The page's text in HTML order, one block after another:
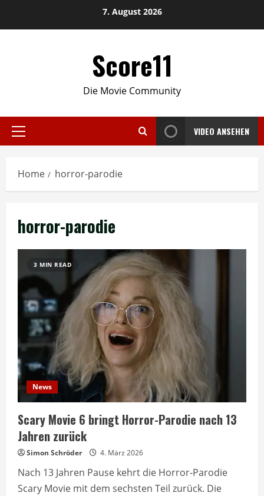
7. August 2026
Score11
Die Movie Community
Primary
VIDEO ANSEHEN
Home horror-parodie
horror-parodie
3 MIN READ
News
Scary Movie 6 bringt Horror-Parodie nach 13
Jahren zurück
Simon Schröder 4. März 2026
Nach 13 Jahren Pause kehrt die Horror-Parodie
Scary Movie mit dem sechsten Teil zurück. Die